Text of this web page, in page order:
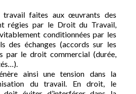
travail faites aux œuvrants des
régies par le Droit du Travail,
conditionnées par les
des échanges (accords sur les
par le droit commercial (durée,
ainsi une tension dans la
du travail. En droit, le